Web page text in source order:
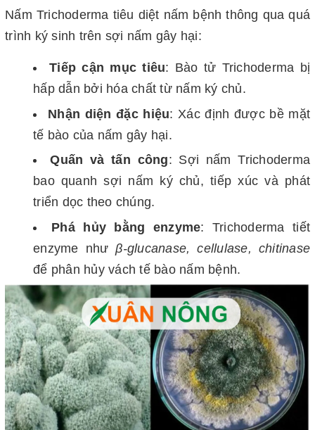
Nấm Trichoderma tiêu diệt nấm bệnh thông qua quá
trình ký sinh trên sợi nấm gây hại:
Tiếp cận mục tiêu: Bào tử Trichoderma bị
hấp dẫn bởi hóa chất từ nấm ký chủ.
Nhận diện đặc hiệu: Xác định được bề mặt
tế bào của nấm gây hại.
Quấn và tấn công: Sợi nấm Trichoderma
bao quanh sợi nấm ký chủ, tiếp xúc và phát
triển dọc theo chúng.
Phá hủy bằng enzyme: Trichoderma tiết
enzyme nhưβ-glucanase, cellulase, chitinase
để phân hủy vách tế bào nấm bệnh.